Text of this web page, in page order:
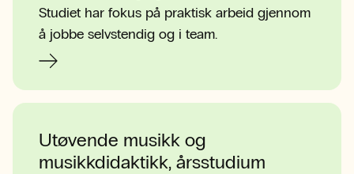
Studiet har fokus på praktisk arbeid gjennom
å jobbe selvstendig og i team.
Utøvende musikk og
musikkdidaktikk, årsstudium